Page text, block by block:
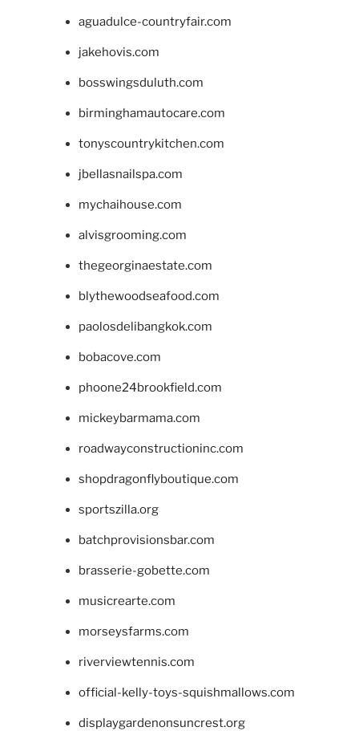
aguadulce-countryfair.com
jakehovis.com
bosswingsduluth.com
birminghamautocare.com
tonyscountrykitchen.com
jbellasnailspa.com
mychaihouse.com
alvisgrooming.com
thegeorginaestate.com
blythewoodseafood.com
paolosdelibangkok.com
bobacove.com
phoone24brookfield.com
mickeybarmama.com
roadwayconstructioninc.com
shopdragonflyboutique.com
sportszilla.org
batchprovisionsbar.com
brasserie-gobette.com
musicrearte.com
morseysfarms.com
riverviewtennis.com
official-kelly-toys-squishmallows.com
displaygardenonsuncrest.org